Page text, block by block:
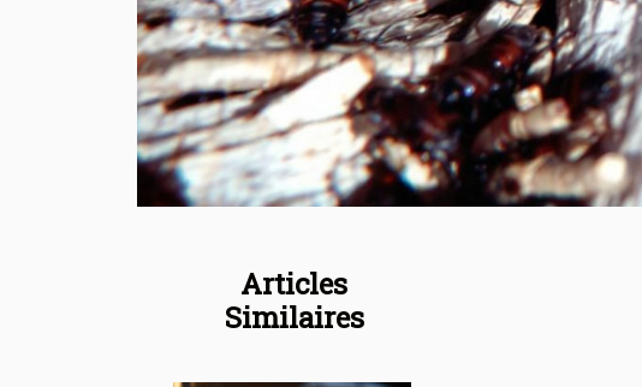
Articles
Similaires